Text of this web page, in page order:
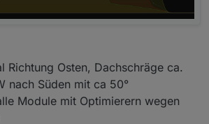
Richtung Osten, Dachschräge ca.
nach Süden mit ca 50°
Module mit Optimierern wegen